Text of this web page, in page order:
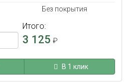
Без покрытия
Итого:
3 125 ₽
В 1 клик